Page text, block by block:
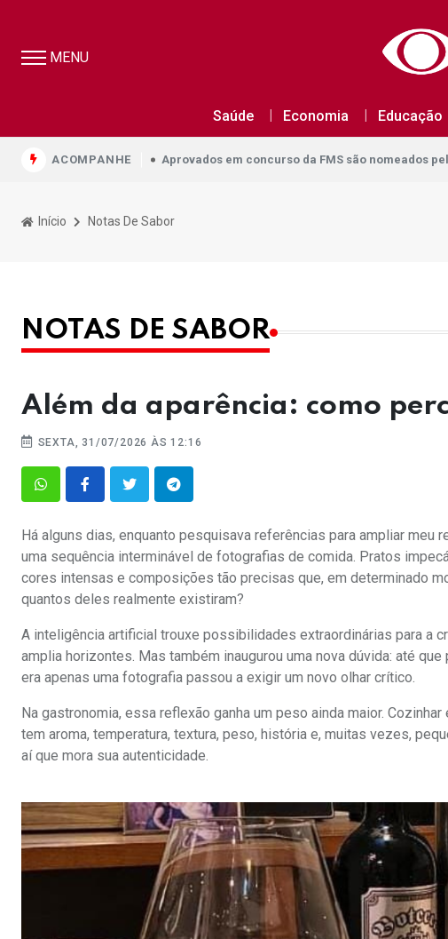
MENU
Saúde Economia Educação
ACOMPANHE
Aprovados em concurso da FMS são nomeados
Aprovados em concurso da FMS são nomeados
Início Notas De Sabor
NOTAS DE SABOR
Além da aparência: como
SEXTA, 31/07/2026 ÀS 12:16
Há alguns dias, enquanto pesquisava referências para ampliar
uma sequência interminável de fotografias de comida. Pratos
cores intensas e composições tão precisas que, em determinado
quantos deles realmente existiram?
A inteligência artificial trouxe possibilidades extraordinárias para a
amplia horizontes. Mas também inaugurou uma nova dúvida: até
era apenas uma fotografia passou a exigir um novo olhar crítico.
Na gastronomia, essa reflexão ganha um peso ainda maior.
tem aroma, temperatura, textura, peso, história e, muitas vezes,
aí que mora sua autenticidade.